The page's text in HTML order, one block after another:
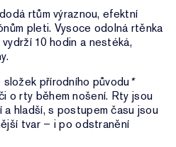
rtům výraznou, efektní
pleti. Vysoce odolná rtěnka
10 hodin a nestéká,
přírodního původu*
o rty během nošení. Rty jsou
hladší, s postupem času jsou
tvar – i po odstranění